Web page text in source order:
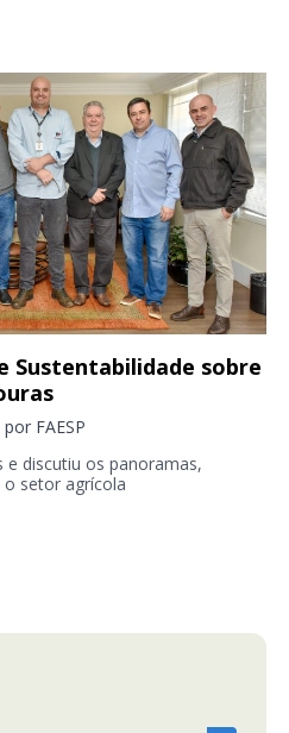
Sustentabilidade sobre
por FAESP
e discutiu os panoramas,
setor agrícola